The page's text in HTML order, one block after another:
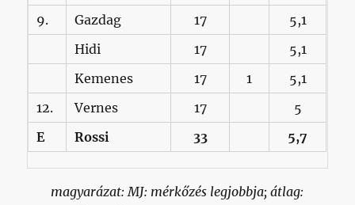
9.
Gazdag 17
5,1
Hidi
17
5,1
Kemenes
17 1
5,1
12.
Vernes 17
5
E
Rossi 33 5,7
magyarázat: MJ: mérkőzés legjobbja; átlag: